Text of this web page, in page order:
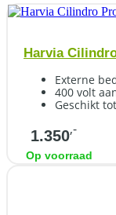
Harvia
Externe
400 volt
Geschikt
1.350,-
Op voorraad